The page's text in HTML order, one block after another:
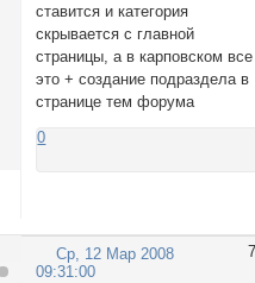
ставится и категория
скрывается с главной
страницы, а в карповском все
это + создание подраздела в
странице тем форума
0
7
Ср, 12 Мар 2008
09:31:00